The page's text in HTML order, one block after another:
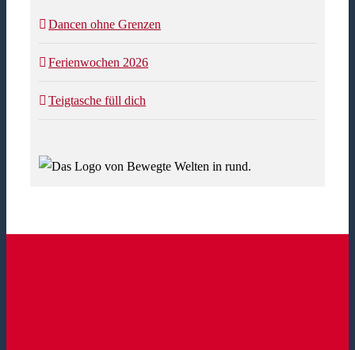
Dancen ohne Grenzen
Ferienwochen 2026
Teigtasche füll dich